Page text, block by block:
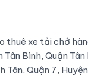
thuê xe tải chở
Bình, Quận
Tân, Quận 7,